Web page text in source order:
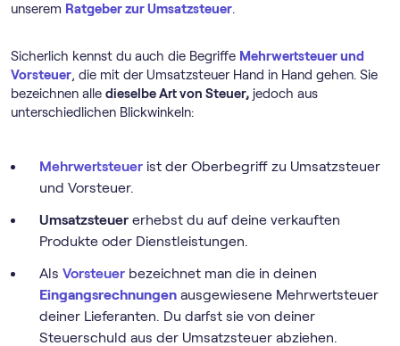
unserem Ratgeber zur Umsatzsteuer.
Sicherlich kennst du auch die Begriffe Mehrwertsteuer und
Vorsteuer, die mit der Umsatzsteuer Hand in Hand gehen. Sie
bezeichnen alle dieselbe Art von Steuer, jedoch aus
unterschiedlichen Blickwinkeln:
Mehrwertsteuer ist der Oberbegriff zu Umsatzsteuer
und Vorsteuer.
Umsatzsteuer erhebst du auf deine verkauften
Produkte oder Dienstleistungen.
Als Vorsteuer bezeichnet man die in deinen
Eingangsrechnungen ausgewiesene Mehrwertsteuer
deiner Lieferanten. Du darfst sie von deiner
Steuerschuld aus der Umsatzsteuer abziehen.